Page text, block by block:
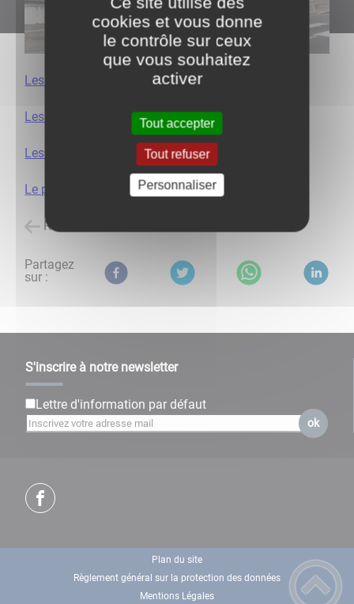
Les anciennes verreries
Les Alouettes
Les fours à chaux
Le passage de la Bourbince
Retour à l'accueil
Partagez
sur :
S'inscrire à notre newsletter
Lettre d'information par défaut
ok
Plan du site
Règlement général sur la protection des données
Mentions Légales
cookies et vous donne
le contrôle sur ceux
que vous souhaitez
activer
Tout accepter
Tout refuser
Personnaliser